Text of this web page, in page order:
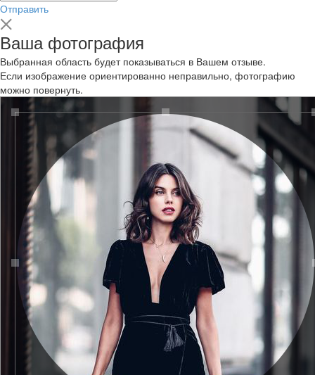
Отправить
Ваша фотография
Выбранная область будет показываться в Вашем отзыве.
Если изображение ориентированно неправильно, фотографию
можно повернуть.